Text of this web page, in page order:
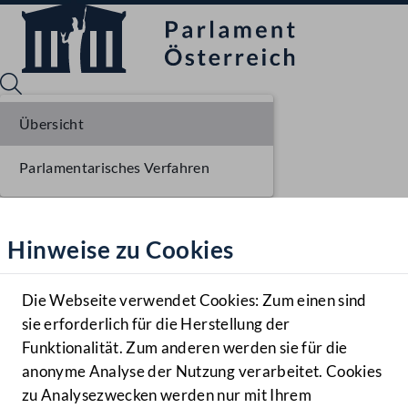
Hilfe
Benutzer
Navigationsmenü öffnen
MENÜ
Hinweise zu Cookies
Die Webseite verwendet Cookies: Zum einen sind
sie erforderlich für die Herstellung der
Funktionalität. Zum anderen werden sie für die
anonyme Analyse der Nutzung verarbeitet. Cookies
zu Analysezwecken werden nur mit Ihrem
Übersicht
Parlamentarisches Verfahren